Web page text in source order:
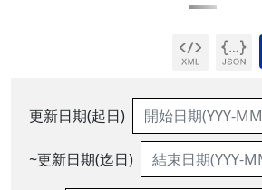
更新日期(起日)
~更新日期(迄日)